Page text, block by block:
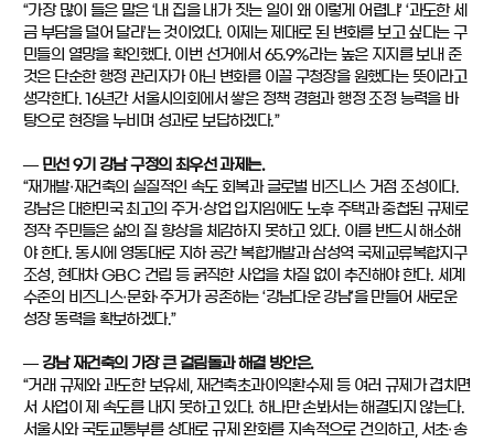
“가장 많이 들은 말은 ‘내 집을 내가 짓는 일이 왜 이렇게 어렵냐’ ‘과도한 세
금 부담을 덜어 달라’는 것이었다. 이제는 제대로 된 변화를 보고 싶다는 구
민들의 열망을 확인했다. 이번 선거에서 65.9%라는 높은 지지를 보내 준
것은 단순한 행정 관리자가 아닌 변화를 이끌 구청장을 원했다는 뜻이라고
생각한다. 16년간 서울시의회에서 쌓은 정책 경험과 행정 조정 능력을 바
탕으로 현장을 누비며 성과로 보답하겠다.”
― 민선 9기 강남 구정의 최우선 과제는.
“재개발·재건축의 실질적인 속도 회복과 글로벌 비즈니스 거점 조성이다.
강남은 대한민국 최고의 주거·상업 입지임에도 노후 주택과 중첩된 규제로
정작 주민들은 삶의 질 향상을 체감하지 못하고 있다. 이를 반드시 해소해
야 한다. 동시에 영동대로 지하 공간 복합개발과 삼성역 국제교류복합지구
조성, 현대차 GBC 건립 등 굵직한 사업을 차질 없이 추진해야 한다. 세계
수준의 비즈니스·문화·주거가 공존하는 ‘강남다운 강남’을 만들어 새로운
성장 동력을 확보하겠다.”
― 강남 재건축의 가장 큰 걸림돌과 해결 방안은.
“거래 규제와 과도한 보유세, 재건축초과이익환수제 등 여러 규제가 겹치면
서 사업이 제 속도를 내지 못하고 있다. 하나만 손봐서는 해결되지 않는다.
서울시와 국토교통부를 상대로 규제 완화를 지속적으로 건의하고, 서초·송